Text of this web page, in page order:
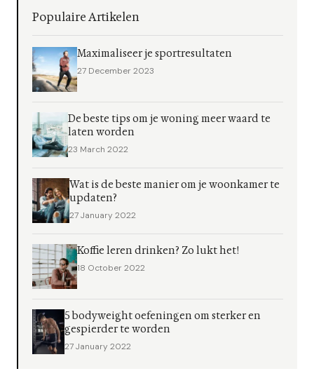
Populaire Artikelen
Maximaliseer je sportresultaten
27 December 2023
De beste tips om je woning meer waard te
laten worden
23 March 2022
Wat is de beste manier om je woonkamer te
updaten?
27 January 2022
Koffie leren drinken? Zo lukt het!
18 October 2022
5 bodyweight oefeningen om sterker en
gespierder te worden
27 January 2022